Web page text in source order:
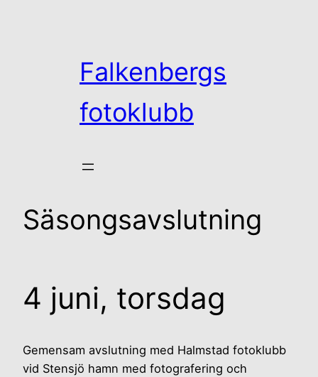
Falkenbergs
fotoklubb
Säsongsavslutning
4 juni, torsdag
Gemensam avslutning med Halmstad fotoklubb
vid Stensjö hamn med fotografering och